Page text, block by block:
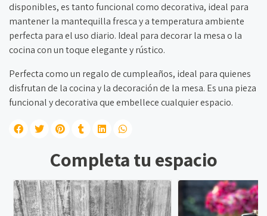
disponibles, es tanto funcional como decorativa, ideal para
mantener la mantequilla fresca y a temperatura ambiente
perfecta para el uso diario. Ideal para decorar la mesa o la
cocina con un toque elegante y rústico.
Perfecta como un regalo de cumpleaños, ideal para quienes
disfrutan de la cocina y la decoración de la mesa. Es una pieza
funcional y decorativa que embellece cualquier espacio.
Completa tu espacio